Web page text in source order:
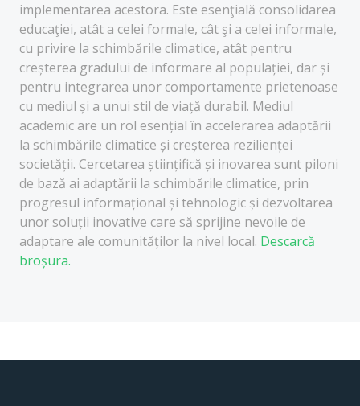
implementarea acestora. Este esenţială consolidarea
educaţiei, atât a celei formale, cât şi a celei informale,
cu privire la schimbările climatice, atât pentru
creșterea gradului de informare al populației, dar și
pentru integrarea unor comportamente prietenoase
cu mediul și a unui stil de viață durabil. Mediul
academic are un rol esențial în accelerarea adaptării
la schimbările climatice și creșterea rezilienței
societății. Cercetarea științifică și inovarea sunt piloni
de bază ai adaptării la schimbările climatice, prin
progresul informațional și tehnologic și dezvoltarea
unor soluții inovative care să sprijine nevoile de
adaptare ale comunităților la nivel local. Descarcă
broșura.